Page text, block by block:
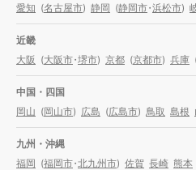
愛知 (名古屋市) 静岡 (静岡市・浜松市)
近畿
大阪 (大阪市・堺市) 京都 (京都市) 兵庫
中国・四国
岡山 (岡山市) 広島 (広島市) 鳥取 島根
九州・沖縄
福岡 (福岡市・北九州市) 佐賀 長崎 熊本